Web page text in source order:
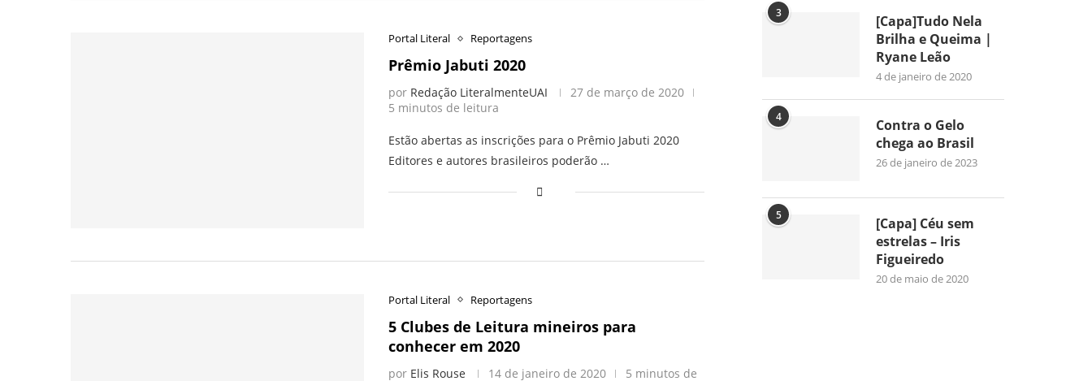
Portal Literal Reportagens
Prêmio Jabuti 2020
por Redação LiteralmenteUAI
27 de março de 2020
5 minutos de leitura
Estão abertas as inscrições para o Prêmio Jabuti 2020
Editores e autores brasileiros poderão …
Portal Literal Reportagens
5 Clubes de Leitura mineiros para
conhecer em 2020
por Elis Rouse 14 de janeiro de 2020
5 minutos de
3
[Capa]Tudo Nela
Brilha e Queima |
Ryane Leão
4 de janeiro de 2020
4
Contra o Gelo
chega ao Brasil
26 de janeiro de 2023
5
[Capa] Céu sem
estrelas – Iris
Figueiredo
20 de maio de 2020